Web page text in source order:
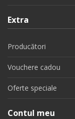
Extra
Producători
Vouchere cadou
Oferte speciale
Contul meu